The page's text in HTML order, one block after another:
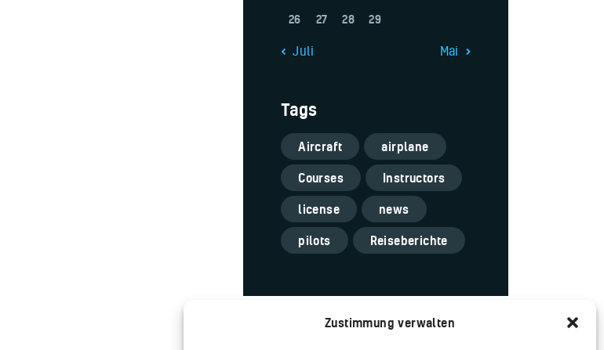
Zustimmung verwalten
26
27 28 29
« Juli Mai »
Tags
Aircraft
airplane
Courses
Instructors
license
news
pilots
Reiseberichte